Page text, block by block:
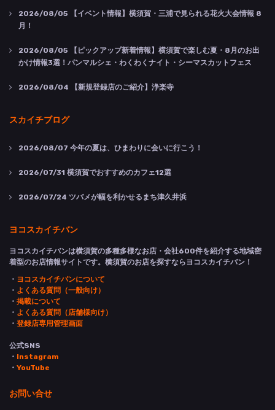
2026/08/05 【イベント情報】横須賀・三浦で見られる花火大会情報 8
月！
2026/08/05 【ピックアップ新着情報】横須賀で楽しむ夏・8月のお出
かけ情報3選！パンマルシェ・わくわくナイト・シーマスカットフェス
2026/08/04 【新規登録店のご紹介】浄楽寺
スカイチブログ
2026/08/07 今年の夏は、ひまわりに会いに行こう！
2026/07/31 横須賀でおすすめのカフェ12選
2026/07/24 ツバメが幅を利かせるまち津久井浜
ヨコスカイチバン
ヨコスカイチバンは横須賀の多種多様なお店・会社600件を紹介する地域密
着型のお店情報サイトです。横須賀のお店を探すならヨコスカイチバン！
・ ヨコスカイチバンについて
・ よくある質問（一般向け）
・ 掲載について
・ よくある質問（店舗様向け）
・ 登録店専用管理画面
公式SNS
・ Instagram
・ YouTube
お問い合せ